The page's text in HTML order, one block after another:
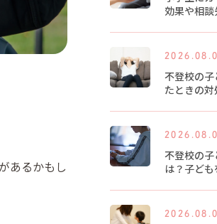
あるかもし
効果や相
不登校の
たときの
不登校の
は？子ど